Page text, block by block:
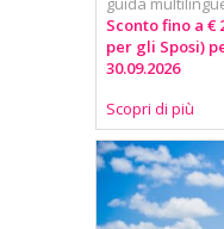
Sconto fino a €
per gli Sposi)
30.09.2026
Scopri di più